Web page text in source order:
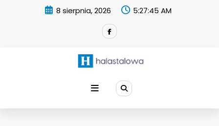
8 sierpnia, 2026 5:27:46 AM